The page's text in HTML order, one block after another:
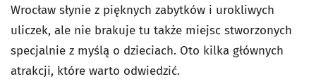
Wrocław słynie z pięknych zabytków i urokliwych
uliczek, ale nie brakuje tu także miejsc stworzonych
specjalnie z myślą o dzieciach. Oto kilka głównych
atrakcji, które warto odwiedzić.